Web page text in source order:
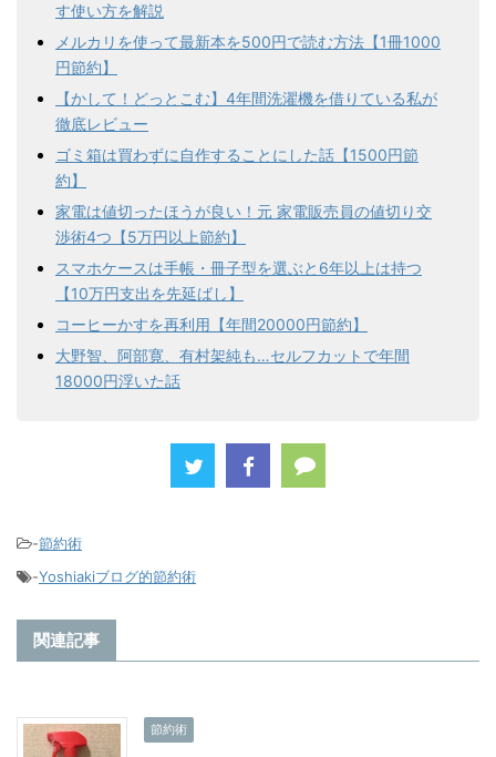
す使い方を解説
メルカリを使って最新本を500円で読む方法【1冊1000
円節約】
【かして！どっとこむ】4年間洗濯機を借りている私が
徹底レビュー
ゴミ箱は買わずに自作することにした話【1500円節
約】
家電は値切ったほうが良い！元 家電販売員の値切り交
渉術4つ【5万円以上節約】
スマホケースは手帳・冊子型を選ぶと6年以上は持つ
【10万円支出を先延ばし】
コーヒーかすを再利用【年間20000円節約】
大野智、阿部寛、有村架純も…セルフカットで年間
18000円浮いた話
-節約術
-Yoshiakiブログ的節約術
関連記事
節約術